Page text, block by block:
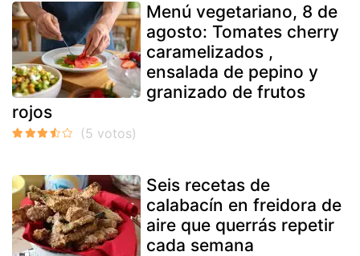
Menú vegetariano, 8 de
agosto: Tomates cherry
caramelizados ,
ensalada de pepino y
granizado de frutos
rojos
Seis recetas de
calabacín en freidora de
aire que querrás repetir
cada semana